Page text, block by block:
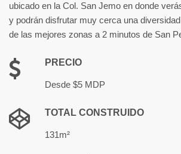
ubicado en la Col. San Jemo en donde
y podrán disfrutar muy cerca una
de las mejores zonas a 2 minutos de San
PRECIO
Desde $5 MDP
TOTAL CONSTRUIDO
131m²